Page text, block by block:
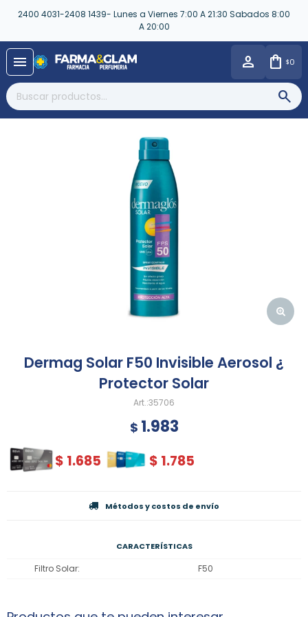
2400 4031-2408 1439- Lunes a Viernes 7:00 A 21:30 Sabados 8:00
A 20:00
menu $0
Dermag Solar F50 Invisible Aerosol ¿
Protector Solar
35706
$ 1.983
$ 1.685 $ 1.785
Métodos y costos de envío
CARACTERÍSTICAS
Filtro Solar F50